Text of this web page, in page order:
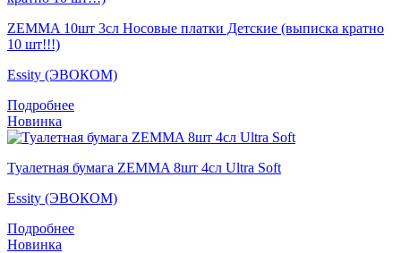
ZEMMA 10шт 3сл Носовые платки Детские (выписка кратно
10 шт!!!)
Essity (ЭВОКОМ)
Подробнее
Новинка
Туалетная бумага ZEMMA 8шт 4сл Ultra Soft
Essity (ЭВОКОМ)
Подробнее
Новинка